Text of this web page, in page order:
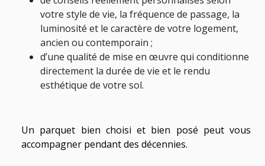
votre style de vie, la fréquence de passage, la
luminosité et le caractère de votre logement,
ancien ou contemporain ;
d’une qualité de mise en œuvre qui conditionne
directement la durée de vie et le rendu
esthétique de votre sol.
Un parquet bien choisi et bien posé peut vous
accompagner pendant des décennies.